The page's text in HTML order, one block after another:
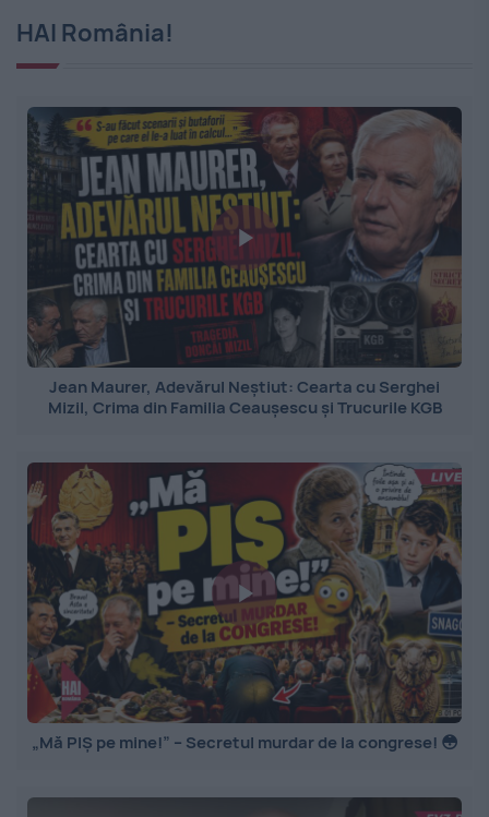
HAI România!
Jean Maurer, Adevărul Neștiut: Cearta cu Serghei
Mizil, Crima din Familia Ceaușescu și Trucurile KGB
„Mă PIȘ pe mine!” – Secretul murdar de la congrese! 😳